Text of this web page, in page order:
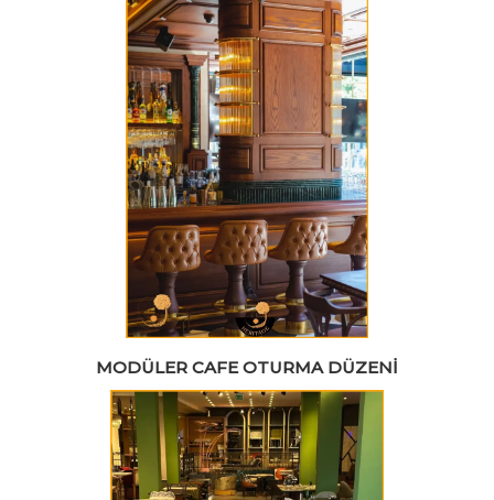
MODÜLER CAFE OTURMA DÜZENI